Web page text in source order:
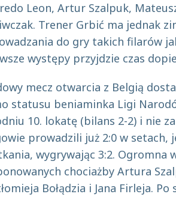
Leon, Artur Szalpuk,
Trener Grbić ma jednak
do gry takich filarów
występy przyjdzie czas
mecz otwarcia z Belgią
statusu beniaminka Ligi
10. lokatę (bilans 2-2) i nie
prowadzili już 2:0 w setach,
wygrywając 3:2. Ogromna
chociażby Artura
Bołądzia i Jana Firleja.